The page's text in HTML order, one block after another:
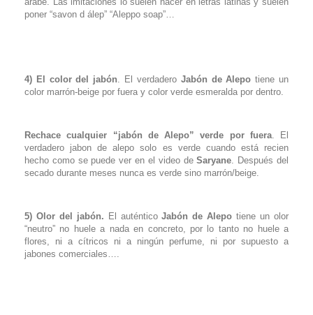
poner “savon d álep” “Aleppo soap”…
4) El color del jabón. El verdadero Jabón de Alepo tiene un
color marrón-beige por fuera y color verde esmeralda por dentro.
Rechace cualquier “jabón de Alepo” verde por fuera. El
verdadero jabon de alepo solo es verde cuando está recien
hecho como se puede ver en el video deSaryane. Después del
secado durante meses nunca es verde sino marrón/beige.
5) Olor del jabón. El auténticoJabón de Alepo tiene un olor
“neutro” no huele a nada en concreto, por lo tanto no huele a
flores, ni a cítricos ni a ningún perfume, ni por supuesto a
jabones comerciales….